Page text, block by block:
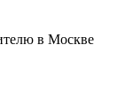
в Москве